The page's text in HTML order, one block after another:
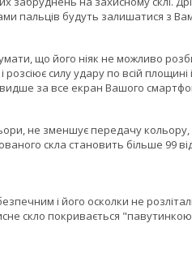
пальців будуть залишатися з
що його ніяк не можливо
розсіює силу удару по всій
за все екран Вашого
не зменшує передачу кольору,
скла становить більше 99
і його осколки не
скло покривається